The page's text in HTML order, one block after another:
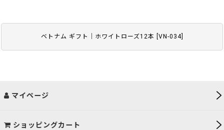
ベトナム ギフト｜ホワイトローズ12本 VN-034]
マイページ
ショッピングカート